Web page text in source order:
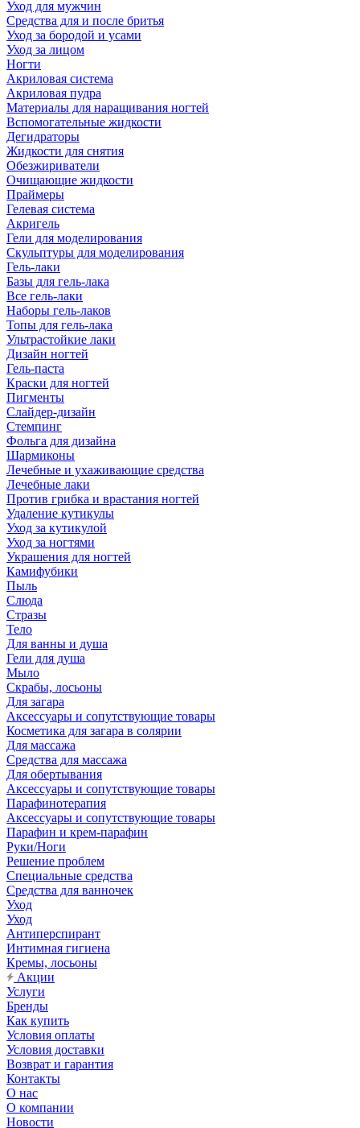
Уход для мужчин
Средства для и после бритья
Уход за бородой и усами
Уход за лицом
Ногти
Акриловая система
Акриловая пудра
Материалы для наращивания ногтей
Вспомогательные жидкости
Дегидраторы
Жидкости для снятия
Обезжириватели
Очищающие жидкости
Праймеры
Гелевая система
Акригель
Гели для моделирования
Скульптуры для моделирования
Гель-лаки
Базы для гель-лака
Все гель-лаки
Наборы гель-лаков
Топы для гель-лака
Ультрастойкие лаки
Дизайн ногтей
Гель-паста
Краски для ногтей
Пигменты
Слайдер-дизайн
Стемпинг
Фольга для дизайна
Шармиконы
Лечебные и ухаживающие средства
Лечебные лаки
Против грибка и врастания ногтей
Удаление кутикулы
Уход за кутикулой
Уход за ногтями
Украшения для ногтей
Камифубики
Пыль
Слюда
Стразы
Тело
Для ванны и душа
Гели для душа
Мыло
Скрабы, лосьоны
Для загара
Аксессуары и сопутствующие товары
Косметика для загара в солярии
Для массажа
Средства для массажа
Для обертывания
Аксессуары и сопутствующие товары
Парафинотерапия
Аксессуары и сопутствующие товары
Парафин и крем-парафин
Руки/Ноги
Решение проблем
Специальные средства
Средства для ванночек
Уход
Уход
Антиперспирант
Интимная гигиена
Кремы, лосьоны
Акции
Услуги
Бренды
Как купить
Условия оплаты
Условия доставки
Возврат и гарантия
Контакты
О нас
О компании
Новости